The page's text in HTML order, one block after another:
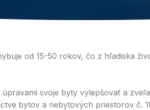
od 15-50 rokov, čo z hľadiska
svoje byty vylepšovať a
bytov a nebytových priestorov č.